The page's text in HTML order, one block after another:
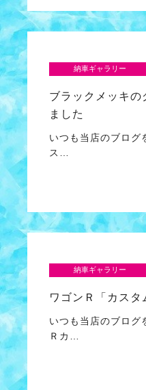
納車ギャラリー
ブラックメッキ
ました
いつも当店のブログ
ス…
納車ギャラリー
ワゴンＲ「カスタ
いつも当店のブログ
Ｒカ…